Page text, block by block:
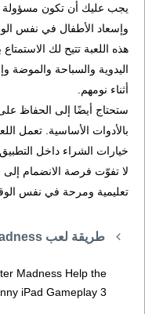
يجب عليك أن تكون مسؤولة
وإسعاد الأطفال في نفس
هذه اللعبة تتيح لك
اليدوية والسباحة والموضة
أثناء نومهم.
ستحتاج أيضًا إلى الحفاظ
خيارات الشراء داخل التطبيق.
لا تفوّت فرصة الانضمام إلى
تعليمية ومرحة في نفس
طريقة لعب Babysitter Madness
Madness Help the
iPad Gameplay 3